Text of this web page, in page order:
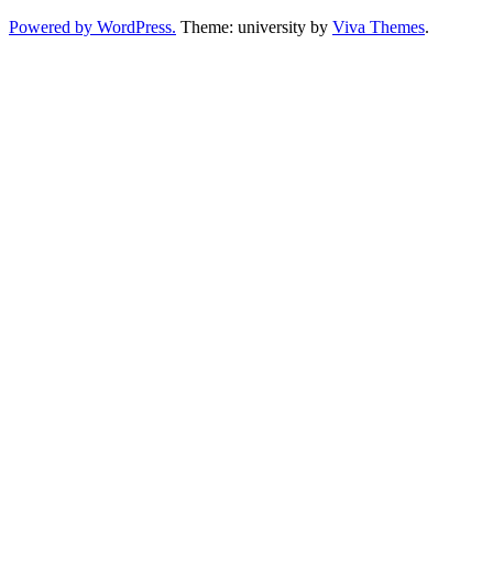
Powered by WordPress. Theme: university by Viva Themes.